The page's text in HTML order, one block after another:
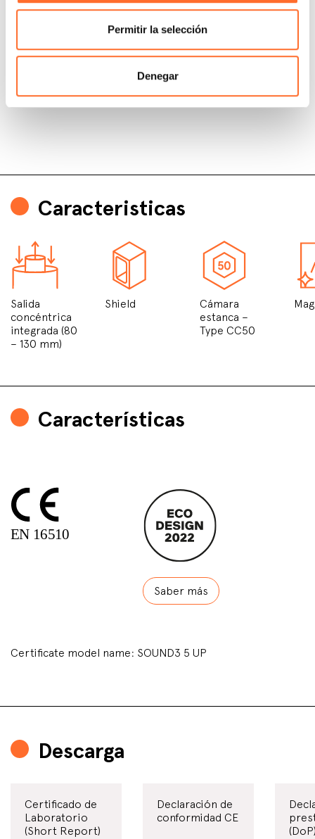
Permitir la selección
Denegar
Caracteristicas
Salida
concéntrica
integrada (80
– 130 mm)
Shield
Cámara
estanca –
Type CC50
Características
Saber más
Certificate model name: SOUND3 5 UP
Descarga
Certificado de
Laboratorio
(Short Report)
Declaración de
conformidad CE